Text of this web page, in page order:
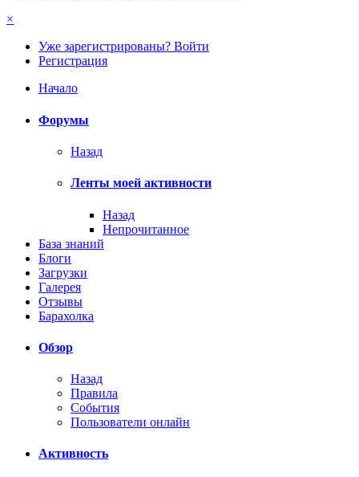
×
Уже зарегистрированы? Войти
Регистрация
Начало
Форумы
Назад
Ленты моей активности
Назад
Непрочитанное
База знаний
Блоги
Загрузки
Галерея
Отзывы
Барахолка
Обзор
Назад
Правила
События
Пользователи онлайн
Активность